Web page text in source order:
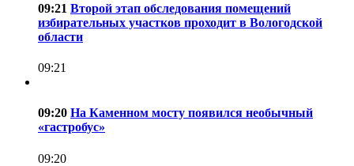
09:21 Второй этап обследования помещений
избирательных участков проходит в Вологодской
области
09:21
09:20 На Каменном мосту появился необычный
«гастробус»
09:20